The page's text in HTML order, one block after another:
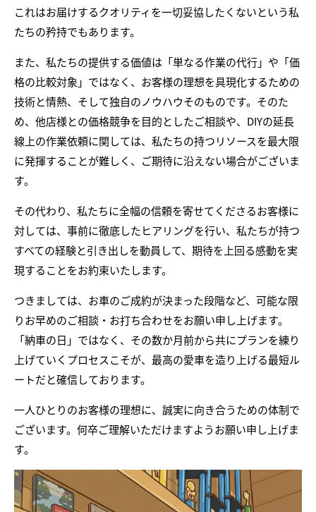
これはお届けするクオリティを一切妥協したくないという私
たちの矜持でもあります。
また、私たちの提供する価値は「単なる作業の代行」や「価
格の比較対象」ではなく、お客様の理想を具現化するための
技術と情熱、そして独自のノウハウそのものです。そのた
め、他店様との価格競争を目的としたご相談や、DIYの延長
線上の作業依頼に関しては、私たちの持つリソースを最大限
に発揮することが難しく、ご期待に沿えない場合がございま
す。
その代わり、私たちに全幅の信頼を寄せてくださるお客様に
対しては、事前に徹底したヒアリングを行い、私たちが持つ
すべての経験と引き出しを動員して、期待を上回る感動を実
現することをお約束いたします。
つきましては、お車のご成約が決まった段階など、可能な限
りお早めのご相談・お打ち合わせをお願い申し上げます。
「納車の日」ではなく、その数か月前から共にプランを練り
上げていくプロセスこそが、最高の愛車を造り上げる最短ル
ートだと確信しております。
一人ひとりのお客様の理想に、誠実に向き合うための体制で
ございます。何卒ご理解いただけますようお願い申し上げま
す。